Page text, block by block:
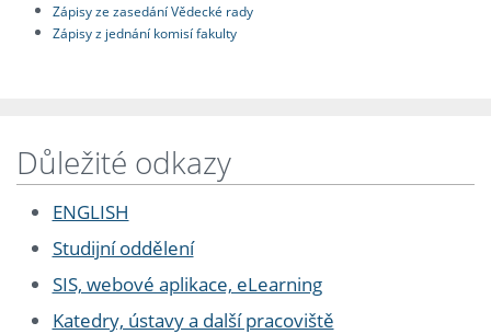
Zápisy ze zasedání Vědecké rady
Zápisy z jednání komisí fakulty
Důležité odkazy
ENGLISH
Studijní oddělení
SIS, webové aplikace, eLearning
Katedry, ústavy a další pracoviště